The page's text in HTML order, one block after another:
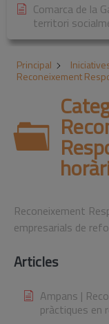
Comarca de la
territori
Principal
Reconeixement
Reconeixement
empresarials de
Articles
Ampans |
pràctiques en